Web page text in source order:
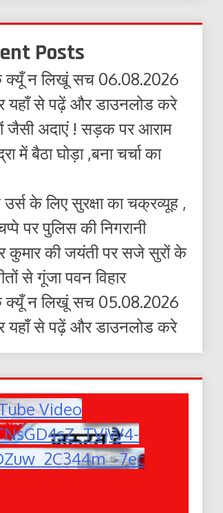
Posts
क्यूँ न लिखूं सच 06.08.2026
यहाँ से पढ़ें और डाउनलोड करे
जैसी अदाएं ! सड़क पर आराम
में बैठा घोड़ा ,बना चर्चा का
के लिए सुरक्षा का चक्रव्यूह ,
पर पुलिस की निगरानी
कुमार की जयंती पर सजे सुरों के
से गूंजा पवन विहार
क्यूँ न लिखूं सच 05.08.2026
यहाँ से पढ़ें और डाउनलोड करे
Video
7ec